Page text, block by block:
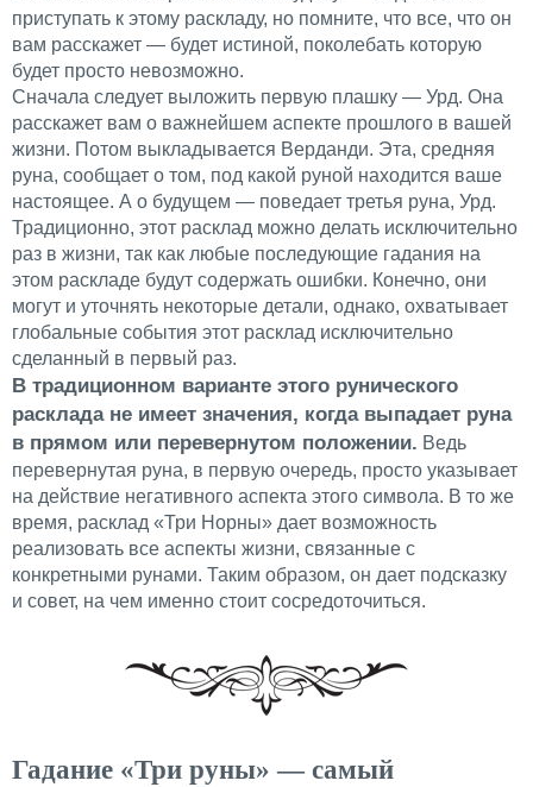
приступать к этому раскладу, но помните, что все, что он
вам расскажет — будет истиной, поколебать которую
будет просто невозможно.
Сначала следует выложить первую плашку — Урд. Она
расскажет вам о важнейшем аспекте прошлого в вашей
жизни. Потом выкладывается Верданди. Эта, средняя
руна, сообщает о том, под какой руной находится ваше
настоящее. А о будущем — поведает третья руна, Урд.
Традиционно, этот расклад можно делать исключительно
раз в жизни, так как любые последующие гадания на
этом раскладе будут содержать ошибки. Конечно, они
могут и уточнять некоторые детали, однако, охватывает
глобальные события этот расклад исключительно
сделанный в первый раз.
В традиционном варианте этого рунического
расклада не имеет значения, когда выпадает руна
в прямом или перевернутом положении. Ведь
перевернутая руна, в первую очередь, просто указывает
на действие негативного аспекта этого символа. В то же
время, расклад «Три Норны» дает возможность
реализовать все аспекты жизни, связанные с
конкретными рунами. Таким образом, он дает подсказку
и совет, на чем именно стоит сосредоточиться.
Гадание «Три руны» — самый